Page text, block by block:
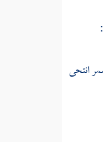
:
انتحى